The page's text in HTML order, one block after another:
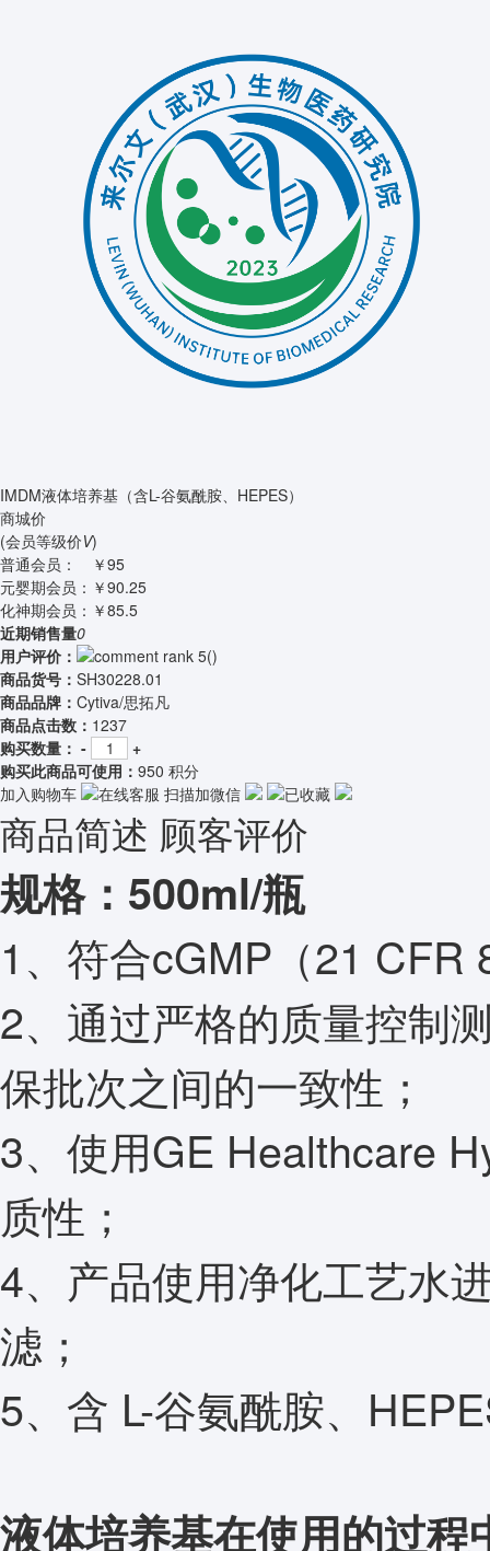
IMDM液体培养基（含L-谷氨酰胺、HEPES）
商城价
(会员等级价V)
普通会员：
￥95
元婴期会员： ￥90.25
化神期会员： ￥85.5
近期销售量0
用户评价：
()
商品货号： SH30228.01
商品品牌： Cytiva/思拓凡
商品点击数： 1237
购买数量： -
+
购买此商品可使用： 950 积分
加入购物车
在线客服 扫描加微信 已收藏
商品简述 顾客评价
规格：500ml/瓶
1、符合cGMP（21 CFR
2、通过严格的质量控制
保批次之间的一致性；
3、使用GE Healthcare
质性；
4、产品使用净化工艺水
滤；
5、含 L-谷氨酰胺、
液体培养基在使用的过程